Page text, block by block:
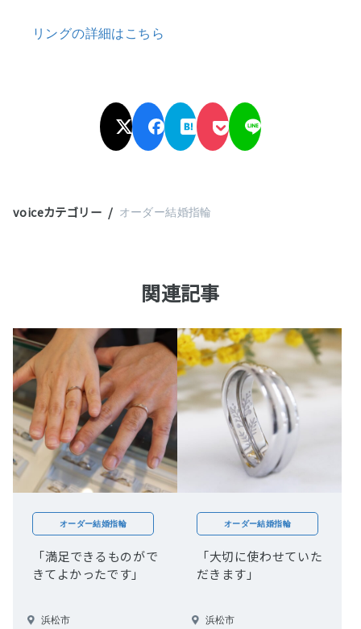
リングの詳細はこちら
voiceカテゴリー オーダー結婚指輪
関連記事
オーダー結婚指輪
「満足できるものがで
きてよかったです」
浜松市
オーダー結婚指輪
「大切に使わせていた
だきます」
浜松市